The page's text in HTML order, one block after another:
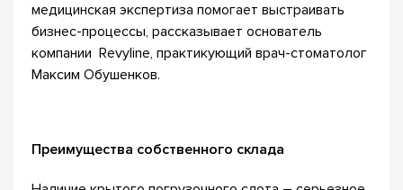
медицинская экспертиза помогает выстраивать
бизнес-процессы, рассказывает основатель
компании Revyline, практикующий врач-стоматолог
Максим Обушенков.
Преимущества собственного склада